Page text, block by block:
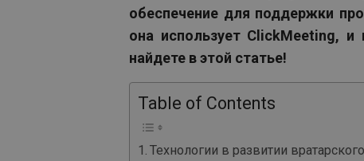
обеспечение для поддержки
она использует ClickMeeting,
найдете в этой статье!
Table of Contents
Технологии в развитии